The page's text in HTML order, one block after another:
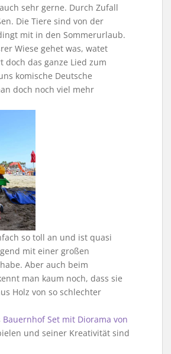
sehr gerne. Durch Zufall
Die Tiere sind von der
mit in den Sommerurlaub.
Wiese gehet was, watet
das ganze Lied zum
komische Deutsche
doch noch viel mehr
so toll an und ist quasi
mit einer großen
Aber auch beim
man kaum noch, dass sie
Holz von so schlechter
Bauernhof Set mit Diorama von
und seiner Kreativität sind